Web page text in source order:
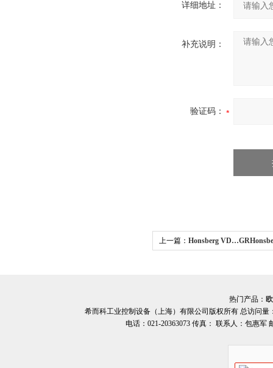
详细地址：
补充说明：
验证码：
上一篇： Honsberg
热门产品：
希而科工业控制设备（上海）有限公司版权所有 总访问量
电话：021-20363073 传真： 联系人：包惠军